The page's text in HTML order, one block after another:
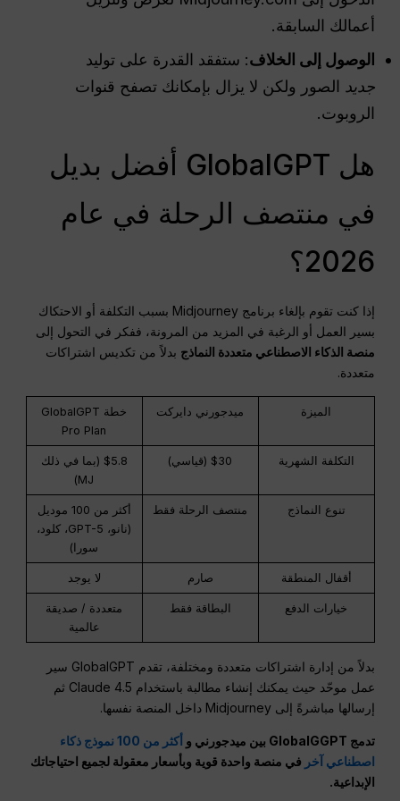
أعمالك السابقة.
الوصول إلى الخلاف: ستفقد القدرة على توليد
جديد الصور ولكن لا يزال بإمكانك تصفح قنوات
الروبوت.
هل GlobalGPT أفضل بديل
في منتصف الرحلة في عام
2026؟
إذا كنت تقوم بإلغاء برنامج Midjourney بسبب التكلفة أو الاحتكاك
بسير العمل أو الرغبة في المزيد من المرونة، ففكر في التحول إلى
منصة الذكاء الاصطناعي متعددة النماذج بدلاً من تكديس اشتراكات
متعددة.
الميزة ميدجورني دايركت
خطة GlobalGPT
Pro Plan
التكلفة الشهرية $30 (قياسي)
$5.8 (بما في ذلك
MJ)
تنوع النماذج منتصف الرحلة فقط
أكثر من 100 موديل
(نانو، GPT-5، كلود،
سورا)
أقفال المنطقة صارم لا يوجد
خيارات الدفع البطاقة فقط
متعددة / صديقة
عالمية
بدلاً من إدارة اشتراكات متعددة ومختلفة، تقدم GlobalGPT سير
عمل موحّد حيث يمكنك إنشاء مطالبة باستخدام Claude 4.5 ثم
إرسالها مباشرةً إلى Midjourney داخل المنصة نفسها.
تدمج GlobalGGPT بين ميدجورني و
أكثر من 100 نموذج ذكاء
اصطناعي آخر في منصة واحدة قوية وبأسعار معقولة لجميع احتياجاتك
الإبداعية.